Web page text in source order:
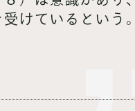
けているという。